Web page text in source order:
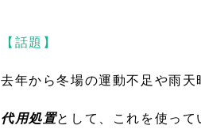
【話題】
去年から冬場の運動不足や雨
代用処置として、これを使って